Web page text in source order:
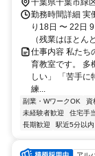
千葉県千葉市緑区
勤務時間詳細 実
り18日 〜 22日
（残業はほとん
仕事内容 私たち
育教室です。 多
しい」 「苦手に
練...
副業・WワークOK 資
未経験者歓迎
住宅手
長期歓迎
駅近5分以内